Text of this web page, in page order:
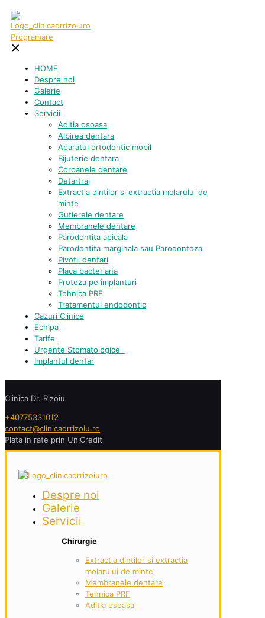
Programare
✕
HOME
Despre noi
Galerie
Contact
Servicii
Aditia osoasa
Albirea dentara
Aparatul ortodontic mobil
Bijuterie dentara
Coroanele dentare
Detartraj
Extractia dintilor si extractia molarului de
minte
Gutierele dentare
Membranele dentare
Parodontita apicala
Parodontita marginala sau Parodontoza
Pivotii dentari
Placa bacteriana
Proteza pe implanturi
Tehnica PRF
Tratamentul endodontic
Cazuri Clinice
Echipa
Tarife
Urgente Stomatologice
Implantul dentar
Clinica Dr. Rizoiu
+40775331012
contact@clinicadrrizoiu.ro
Plata in rate prin UniCredit
Despre noi
Galerie
Servicii
Chirurgie
Extractia dintilor si extractia
molarului de minte
Membranele dentare
Tehnica PRF
Aditia osoasa